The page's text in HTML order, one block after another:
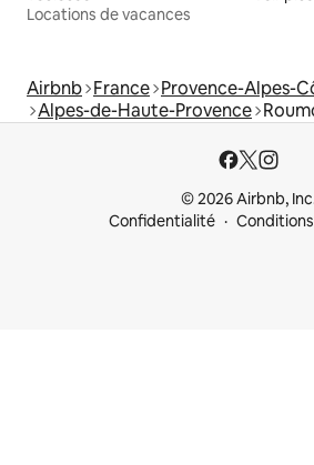
Locations de vacances
Airbnb France Provence-Alpes-
Alpes-de-Haute-Provence
© 2026 Airbnb,
Confidentialité